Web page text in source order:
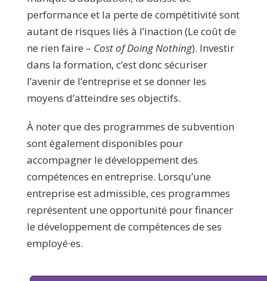
performance et la perte de compétitivité sont
autant de risques liés à l’inaction (Le coût de
ne rien faire – Cost of Doing Nothing). Investir
dans la formation, c’est donc sécuriser
l’avenir de l’entreprise et se donner les
moyens d’atteindre ses objectifs.
À noter que des programmes de subvention
sont également disponibles pour
accompagner le développement des
compétences en entreprise. Lorsqu’une
entreprise est admissible, ces programmes
représentent une opportunité pour financer
le développement de compétences de ses
employé·es.